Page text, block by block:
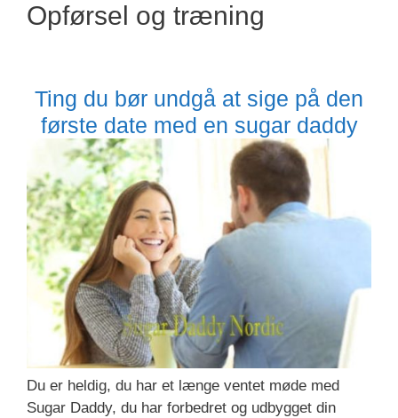
Opførsel og træning
Ting du bør undgå at sige på den
første date med en sugar daddy
Du er heldig, du har et længe ventet møde med
Sugar Daddy, du har forbedret og udbygget din